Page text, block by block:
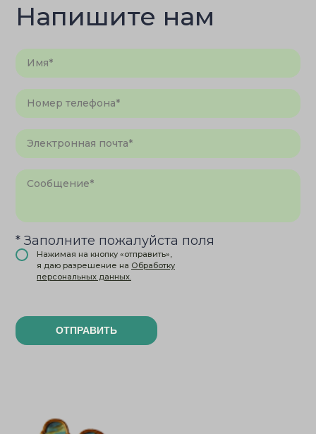
Напишите нам
* Заполните пожалуйста поля
Нажимая на кнопку «отправить»,
я даю разрешение на Обработку
персональных данных.
ОТПРАВИТЬ